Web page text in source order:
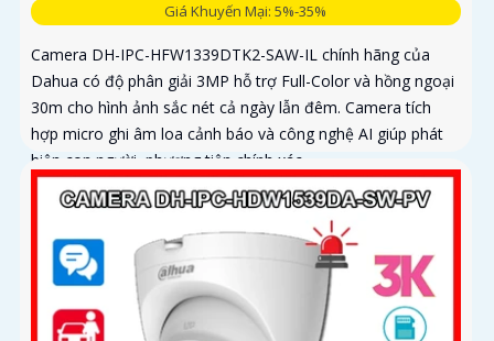
Giá Khuyến Mại: 5%-35%
Camera DH-IPC-HFW1339DTK2-SAW-IL chính hãng của
Dahua có độ phân giải 3MP hỗ trợ Full-Color và hồng ngoại
30m cho hình ảnh sắc nét cả ngày lẫn đêm. Camera tích
hợp micro ghi âm loa cảnh báo và công nghệ AI giúp phát
hiện con người, phương tiện chính xác